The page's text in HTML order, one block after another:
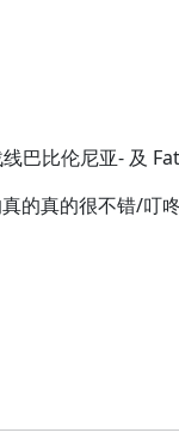
巴比伦尼亚- 及
的真的很不错/叮